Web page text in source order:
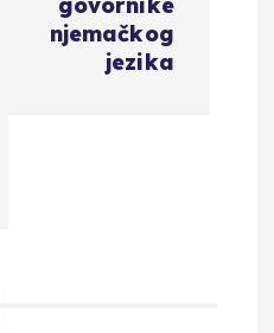
njemačkog
jezika